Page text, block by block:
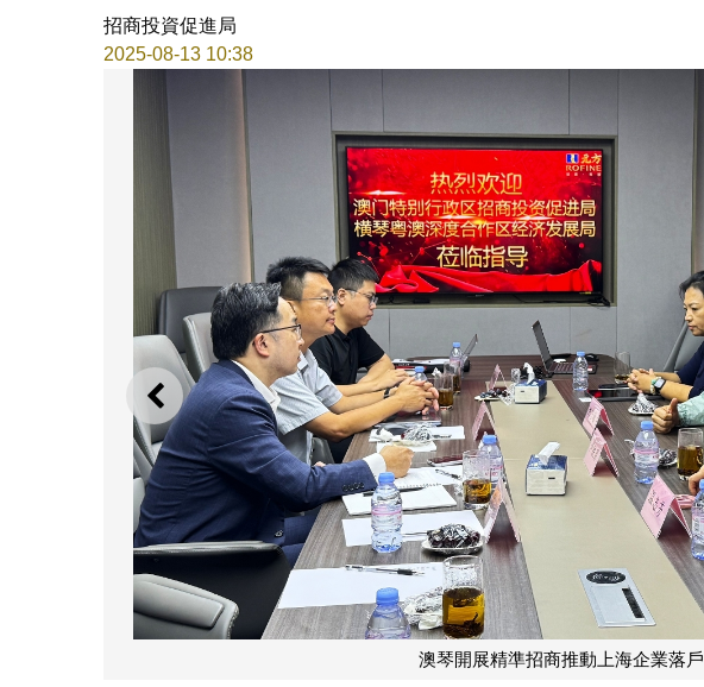
招商投資促進局
2025-08-13 10:38
上一則
澳琴開展精準招商推動上海企業落戶